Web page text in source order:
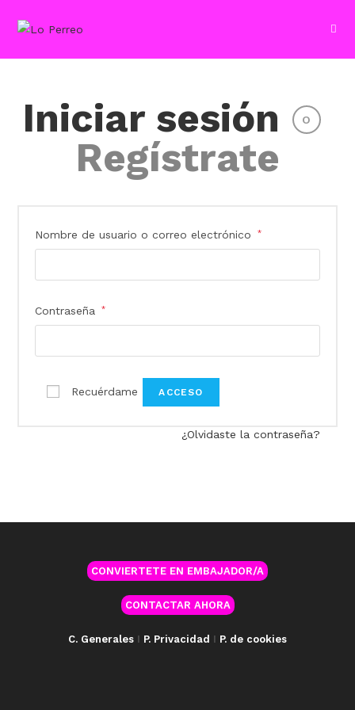
Iniciar sesión O
Regístrate
Nombre de usuario o correo electrónico *
Contraseña *
Recuérdame ACCESO
¿Olvidaste la contraseña?
CONVIERTETE EN EMBAJADOR/A
CONTACTAR AHORA
C. Generales I P. Privacidad I P. de cookies